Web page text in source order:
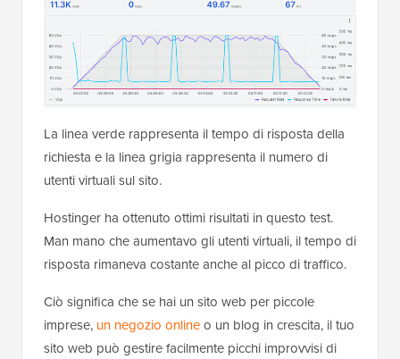
La linea verde rappresenta il tempo di risposta della
richiesta e la linea grigia rappresenta il numero di
utenti virtuali sul sito.
Hostinger ha ottenuto ottimi risultati in questo test.
Man mano che aumentavo gli utenti virtuali, il tempo di
risposta rimaneva costante anche al picco di traffico.
Ciò significa che se hai un sito web per piccole
imprese, un negozio onlineo un blog in crescita, il tuo
sito web può gestire facilmente picchi improvvisi di